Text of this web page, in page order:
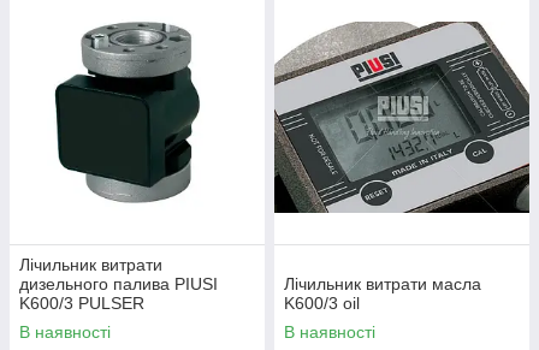
Лічильник витрати
дизельного палива PIUSI
K600/3 PULSER
В наявності
Лічильник витрати масла
K600/3 oil
В наявності